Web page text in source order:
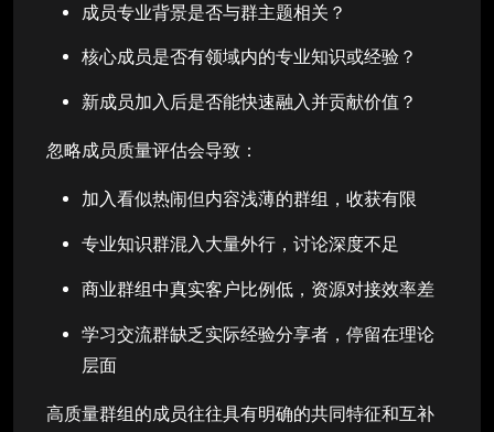
成员专业背景是否与群主题相关？
核心成员是否有领域内的专业知识或经验？
新成员加入后是否能快速融入并贡献价值？
忽略成员质量评估会导致：
加入看似热闹但内容浅薄的群组，收获有限
专业知识群混入大量外行，讨论深度不足
商业群组中真实客户比例低，资源对接效率差
学习交流群缺乏实际经验分享者，停留在理论
层面
高质量群组的成员往往具有明确的共同特征和互补